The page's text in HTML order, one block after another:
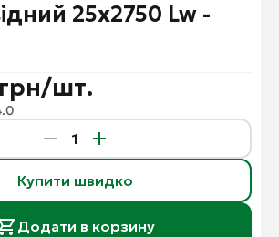
25x2750 Lw -
шт.
Купити швидко
Додати в корзину